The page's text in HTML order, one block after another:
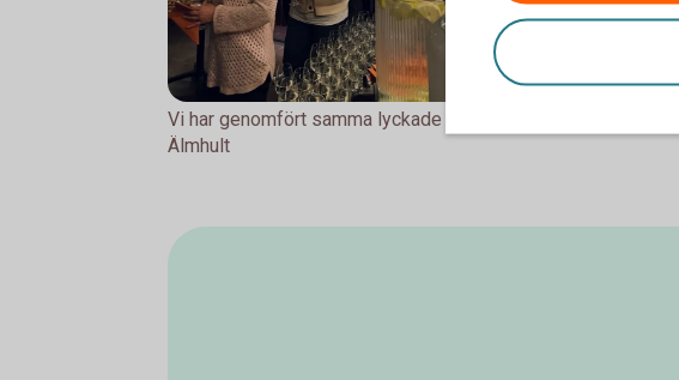
Vi har genomfört samma lyckade föreläsning i
Älmhult